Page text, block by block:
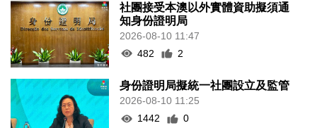
社團接受本澳以外實體資助擬須通
知身份證明局
2026-08-10 11:47
482
2
身份證明局擬統一社團設立及監管
2026-08-10 11:25
1442
0